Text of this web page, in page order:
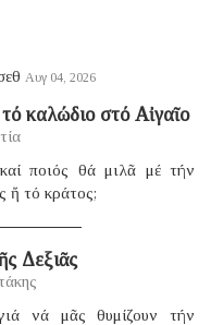
Αυγ 04, 2026
καλώδιο στό Αἰγαῖο
ποιός θά μιλᾶ μέ τήν
ἤ τό κράτος;
Δεξιᾶς
νά μᾶς θυμίζουν τήν